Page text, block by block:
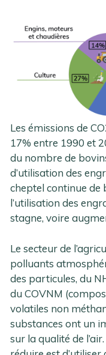
Les émissions de
17% entre 1990 et
du nombre de
d’utilisation des
cheptel continue de
l’utilisation des
stagne, voire
Le secteur de
polluants
des particules, du
du COVNM
volatiles non
substances ont un
sur la qualité de